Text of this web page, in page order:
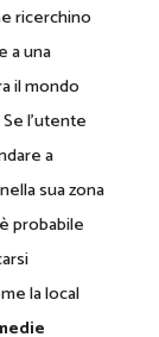
ricerchino
a una
il mondo
l’utente
a
sua zona
probabile
la local